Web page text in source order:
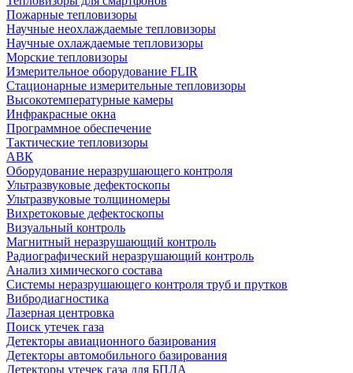
Пожарные тепловизоры
Научные неохлаждаемые тепловизоры
Научные охлаждаемые тепловизоры
Морские тепловизоры
Измерительное оборудование FLIR
Стационарные измерительные тепловизоры
Высокотемпературные камеры
Инфракрасные окна
Программное обеспечение
Тактические тепловизоры
АВК
Оборудование неразрушающего контроля
Ультразвуковые дефектоскопы
Ультразвуковые толщиномеры
Вихретоковые дефектоскопы
Визуальный контроль
Магнитный неразрушающий контроль
Радиографический неразрушающий контроль
Анализ химического состава
Системы неразрушающего контроля труб и прутков
Вибродиагностика
Лазерная центровка
Поиск утечек газа
Детекторы авиационного базирования
Детекторы автомобильного базирования
Детекторы утечек газа для БПЛА